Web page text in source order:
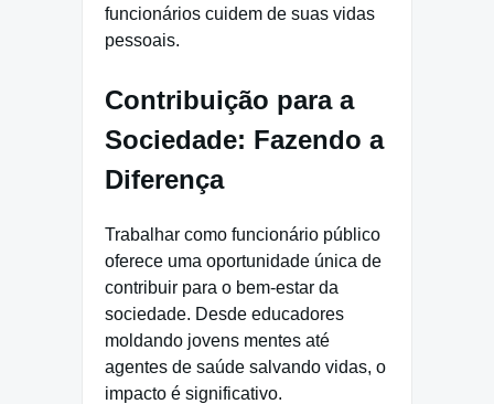
funcionários cuidem de suas vidas
pessoais.
Contribuição para a
Sociedade: Fazendo a
Diferença
Trabalhar como funcionário público
oferece uma oportunidade única de
contribuir para o bem-estar da
sociedade. Desde educadores
moldando jovens mentes até
agentes de saúde salvando vidas, o
impacto é significativo.